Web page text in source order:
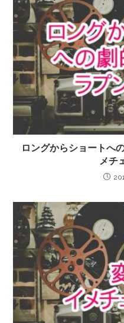
ロングからショートへ
メチ